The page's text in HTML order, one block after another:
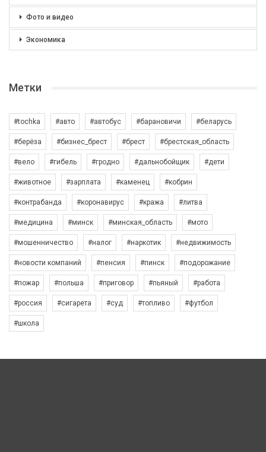
Фото и видео
Экономика
Метки
#tochka #авто #автобус #барановичи #беларусь
#берёза #бизнес_брест #брест #брестская_область
#вело #гибель #гродно #дальнобойщик #дети
#животное #зарплата #каменец #кобрин
#контрабанда #коронавирус #кража #литва
#медицина #минск #минская_область #мото
#мошенничество #налог #наркотик #недвижимость
#новости компаний #пенсия #пинск #подорожание
#пожар #польша #приговор #пьяный #работа
#россия #сигарета #суд #топливо #футбол
#школа